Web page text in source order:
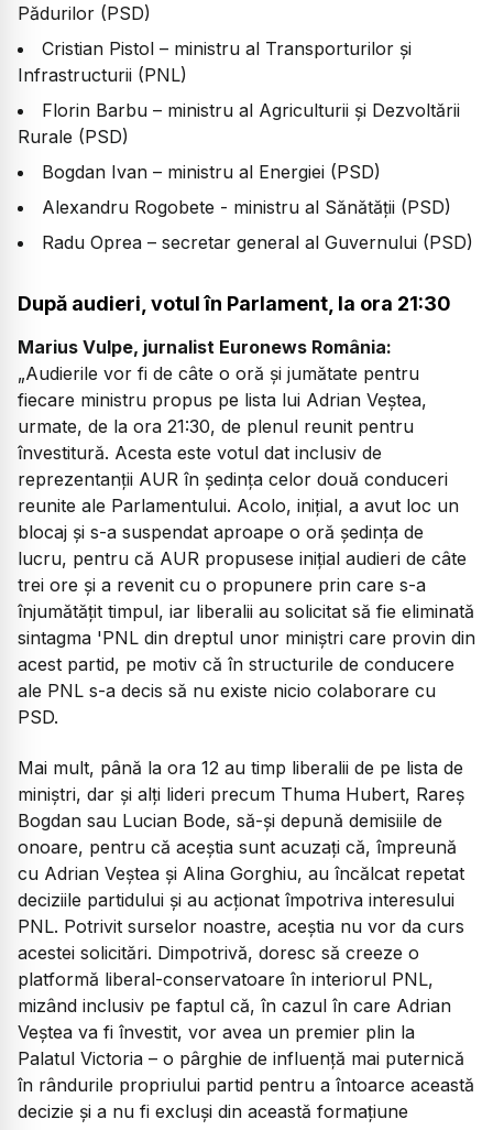
Pădurilor (PSD)
Cristian Pistol – ministru al Transporturilor și
Infrastructurii (PNL)
Florin Barbu – ministru al Agriculturii și Dezvoltării
Rurale (PSD)
Bogdan Ivan – ministru al Energiei (PSD)
Alexandru Rogobete - ministru al Sănătăţii (PSD)
Radu Oprea – secretar general al Guvernului (PSD)
După audieri, votul în Parlament, la ora 21:30
Marius Vulpe, jurnalist Euronews România:
„Audierile vor fi de câte o oră și jumătate pentru
fiecare ministru propus pe lista lui Adrian Veștea,
urmate, de la ora 21:30, de plenul reunit pentru
învestitură. Acesta este votul dat inclusiv de
reprezentanții AUR în ședința celor două conduceri
reunite ale Parlamentului. Acolo, inițial, a avut loc un
blocaj și s-a suspendat aproape o oră ședința de
lucru, pentru că AUR propusese inițial audieri de câte
trei ore și a revenit cu o propunere prin care s-a
înjumătățit timpul, iar liberalii au solicitat să fie eliminată
sintagma 'PNL din dreptul unor miniștri care provin din
acest partid, pe motiv că în structurile de conducere
ale PNL s-a decis să nu existe nicio colaborare cu
PSD.
​Mai mult, până la ora 12 au timp liberalii de pe lista de
miniștri, dar și alți lideri precum Thuma Hubert, Rareș
Bogdan sau Lucian Bode, să-și depună demisiile de
onoare, pentru că aceștia sunt acuzați că, împreună
cu Adrian Veștea și Alina Gorghiu, au încălcat repetat
deciziile partidului și au acționat împotriva interesului
PNL. Potrivit surselor noastre, aceștia nu vor da curs
acestei solicitări. Dimpotrivă, doresc să creeze o
platformă liberal-conservatoare în interiorul PNL,
mizând inclusiv pe faptul că, în cazul în care Adrian
Veștea va fi învestit, vor avea un premier plin la
Palatul Victoria – o pârghie de influență mai puternică
în rândurile propriului partid pentru a întoarce această
decizie și a nu fi excluși din această formațiune